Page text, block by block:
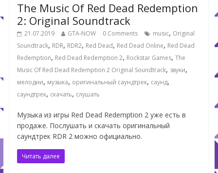
The Music Of Red Dead Redemption
2: Original Soundtrack
21.07.2019 GTA-NOW 0 Comments music, Original
Soundtrack, RDR, RDR2, Red Dead, Red Dead Online, Red Dead
Redemption, Red Dead Redemption 2, Rockstar Games, The
Music Of Red Dead Redemption 2 Original Soundtrack, звуки,
мелодии, музыка, оригинальный саундтрек, саунд,
саундтрек, скачать, слушать
Музыка из игры Red Dead Redemption 2 уже есть в
продаже. Послушать и скачать оригинальный
саундтрек RDR 2 можно официально.
Читать далее